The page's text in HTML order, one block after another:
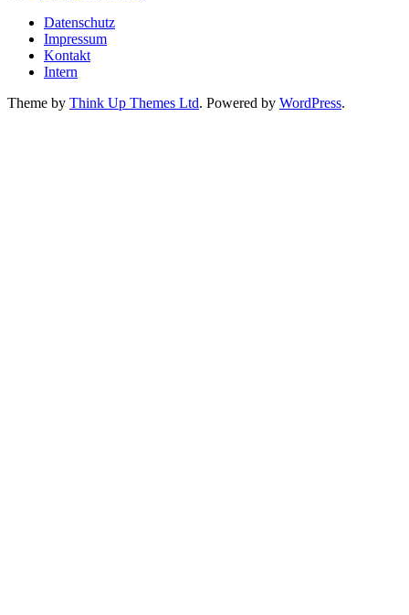
Datenschutz
Impressum
Kontakt
Intern
Theme by Think Up Themes Ltd. Powered by WordPress.